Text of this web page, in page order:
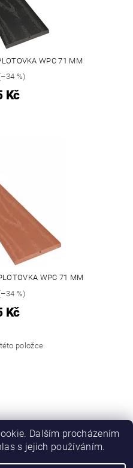
WPC 71 MM
%)
Kč
WPC 71 MM
%)
Kč
položce.
Dalším procházením
s jejich používáním.